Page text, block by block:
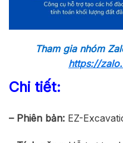
Tham gia nhóm
https://
Chi tiết:
– Phiên bản: EZ-